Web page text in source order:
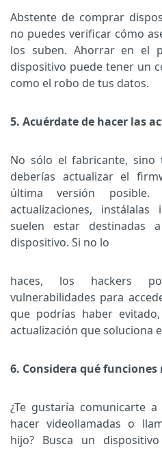
Abstente de comprar
no puedes verificar cómo
los suben. Ahorrar en el
dispositivo puede tener un
como el robo de tus datos.
5. Acuérdate de hacer las
No sólo el fabricante, sino
deberías actualizar el
última versión posible.
actualizaciones,
suelen estar destinadas
dispositivo. Si no lo
haces, los hackers
vulnerabilidades para
que podrías haber
actualización que soluciona
6. Considera qué funciones
¿Te gustaría comunicarte
hacer videollamadas o
hijo? Busca un